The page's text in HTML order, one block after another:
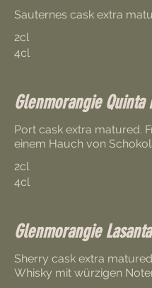
Sauternes cask extra
2cl
4cl
Glenmorangie
Port cask extra matured.
2cl
4cl
Glenmorangie
Sherry cask extra